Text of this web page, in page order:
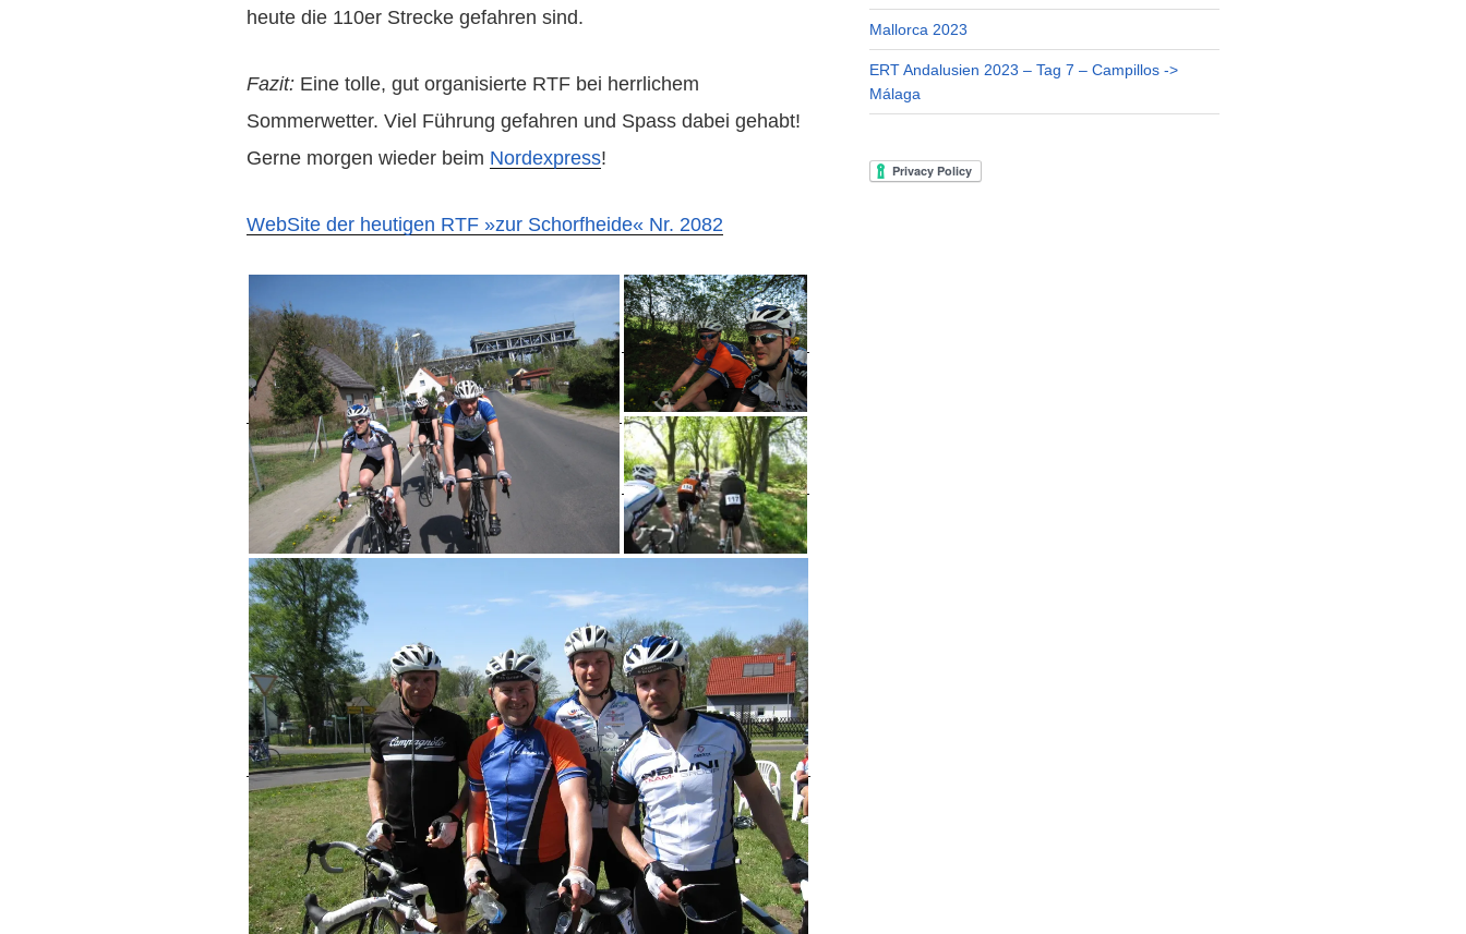
heute die 110er Strecke gefahren sind.
Fazit: Eine tolle, gut organisierte RTF bei herrlichem
Sommerwetter. Viel Führung gefahren und Spass dabei gehabt!
Gerne morgen wieder beim Nordexpress!
WebSite der heutigen RTF »zur Schorfheide« Nr. 2082
Mallorca 2023
ERT Andalusien 2023 – Tag 7 – Campillos ->
Málaga